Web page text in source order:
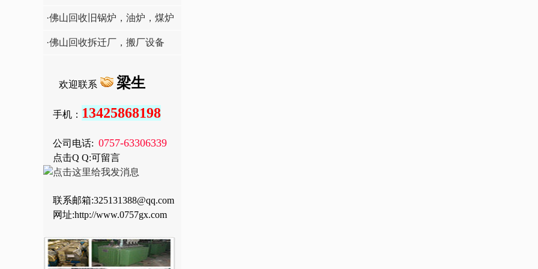
·佛山回收旧锅炉，油炉，煤炉
等
·佛山回收拆迁厂，搬厂设备
欢迎联系 梁生
手机： 13425868198
公司电话: 0757-63306339
点击Q Q:可留言
联系邮箱:325131388@qq.com
网址:http://www.0757gx.com